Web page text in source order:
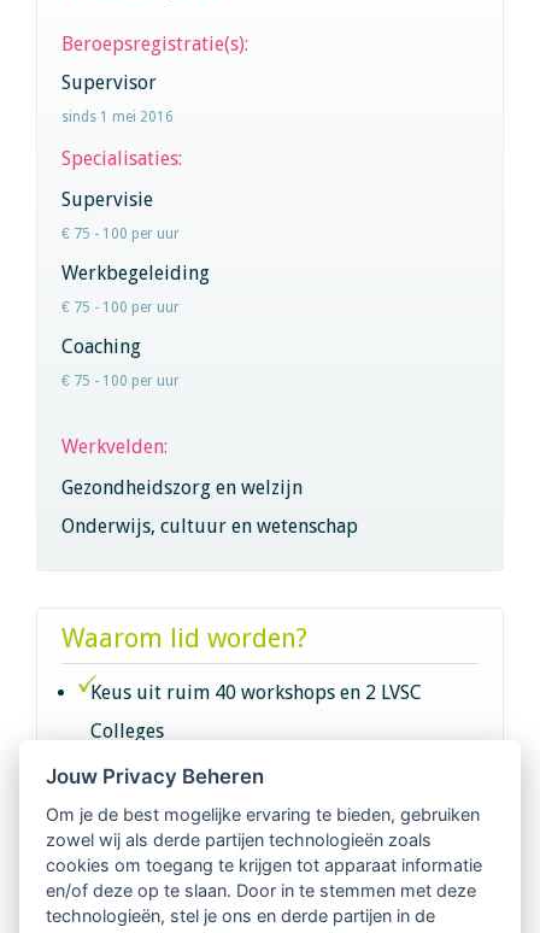
Beroepsregistratie(s):
Supervisor
sinds 1 mei 2016
Specialisaties:
Supervisie
€ 75 - 100 per uur
Werkbegeleiding
€ 75 - 100 per uur
Coaching
€ 75 - 100 per uur
Werkvelden:
Gezondheidszorg en welzijn
Onderwijs, cultuur en wetenschap
Waarom lid worden?
Keus uit ruim 40 workshops en 2 LVSC
Colleges
Intervisie met geregistreerde vakgenoten
Netwerk van 2100 professionals in 14
regio's
Jouw Privacy Beheren
Om je de best mogelijke ervaring te bieden, gebruiken
zowel wij als derde partijen technologieën zoals
cookies om toegang te krijgen tot apparaat informatie
en/of deze op te slaan. Door in te stemmen met deze
technologieën, stel je ons en derde partijen in de